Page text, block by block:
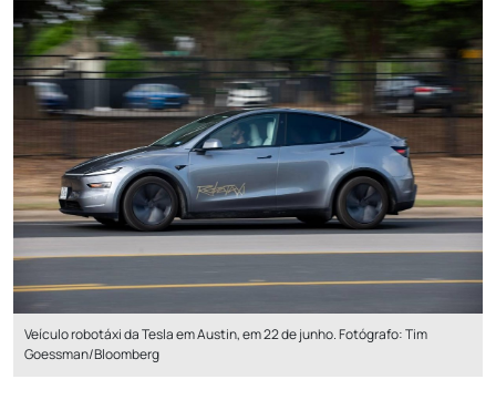
Veículo robotáxi da Tesla em Austin, em 22 de junho. Fotógrafo: Tim
Goessman/Bloomberg